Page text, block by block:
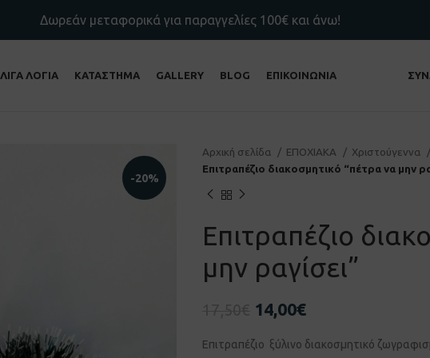
ΛΙΓΑ ΛΟΓΙΑ ΚΑΤΑΣΤΗΜΑ GALLERY BLOG ΕΠΙΚΟΙΝΩΝΙΑ
-20%
Αρχική σελίδα ΕΠΟΧΙΑΚΑ
Χριστούγεννα
Επιτραπέζιο διακοσμητικό “πέτρα να μην
Επιτραπέζιο
μην ραγίσει”
14,00€
Επιτραπέζιο ξύλινο διακοσμητικό
Δωρεάν μεταφορικά για παραγγελίες 100€ και άνω!